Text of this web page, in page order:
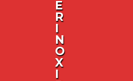
E
R
I
N
O
X
I